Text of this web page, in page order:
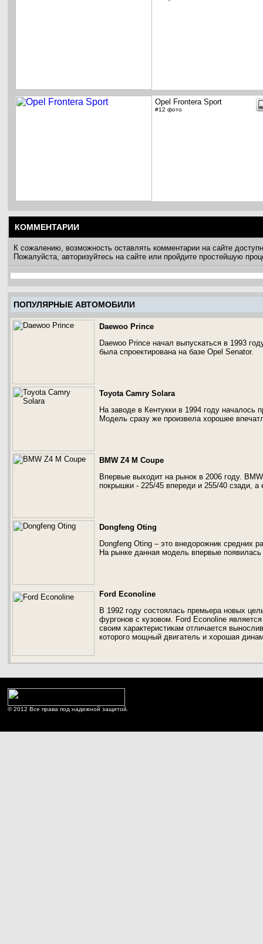
Opel Frontera Sport
#12 фото
КОММЕНТАРИИ
К сожалению, возможность оставлять комментарии на сайте
Пожалуйста, авторизуйтесь на сайте или пройдите простейшую
ПОПУЛЯРНЫЕ АВТОМОБИЛИ
Daewoo Prince
Daewoo Prince начал выпускаться в 1993
была спроектирована на базе Opel Senator.
Toyota Camry Solara
На заводе в Кентукки в 1994 году началось
Модель сразу же произвела хорошее
BMW Z4 M Coupe
Впервые выходит на рынок в 2006 году.
покрышки - 225/45 впереди и 255/40 сзади,
Dongfeng Oting
Dongfeng Oting – это внедорожник средних
На рынке данная модель впервые появилась
Ford Econoline
В 1992 году состоялась премьера новых
фургонов с кузовом. Ford Econoline
своим характеристикам отличается
которого мощный двигатель и хорошая
© 2012 Все права под надежной защитой.